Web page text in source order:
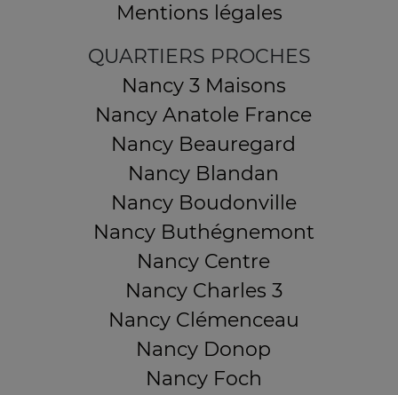
Mentions légales
QUARTIERS PROCHES
Nancy 3 Maisons
Nancy Anatole France
Nancy Beauregard
Nancy Blandan
Nancy Boudonville
Nancy Buthégnemont
Nancy Centre
Nancy Charles 3
Nancy Clémenceau
Nancy Donop
Nancy Foch